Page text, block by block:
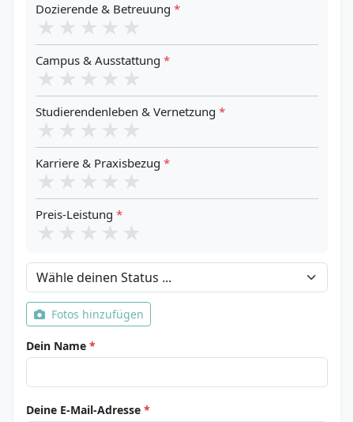
Dozierende & Betreuung *
★ ★ ★ ★ ★
Campus & Ausstattung *
★ ★ ★ ★ ★
Studierendenleben & Vernetzung *
★ ★ ★ ★ ★
Karriere & Praxisbezug *
★ ★ ★ ★ ★
Preis-Leistung *
★ ★ ★ ★ ★
Dein Status
Fotos hinzufügen
Dein Name *
Deine E-Mail-Adresse *